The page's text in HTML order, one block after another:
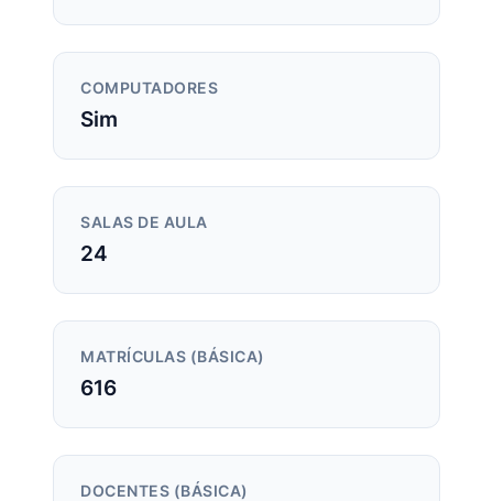
COMPUTADORES
Sim
SALAS DE AULA
24
MATRÍCULAS (BÁSICA)
616
DOCENTES (BÁSICA)